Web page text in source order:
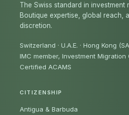
The Swiss standard in investment
Boutique expertise, global reach,
discretion.
Switzerland · U.A.E. · Hong Kong
IMC member, Investment
Certified ACAMS
CITIZENSHIP
Antigua & Barbuda